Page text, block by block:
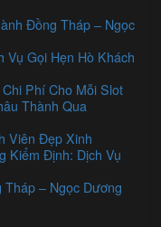
Đồng Tháp – Ngọc
Vụ Gọi Hẹn Hò Khách
Phí Cho Mỗi Slot
Thành Qua
Viên Đẹp Xinh
Kiểm Định: Dịch Vụ
– Ngọc Dương